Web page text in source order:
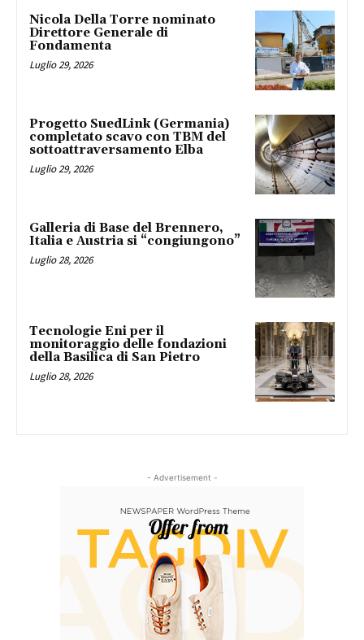
Nicola Della Torre nominato
Direttore Generale di
Fondamenta
Luglio 29, 2026
Progetto SuedLink (Germania)
completato scavo con TBM del
sottoattraversamento Elba
Luglio 29, 2026
Galleria di Base del Brennero,
Italia e Austria si “congiungono”
Luglio 28, 2026
Tecnologie Eni per il
monitoraggio delle fondazioni
della Basilica di San Pietro
Luglio 28, 2026
- Advertisement -